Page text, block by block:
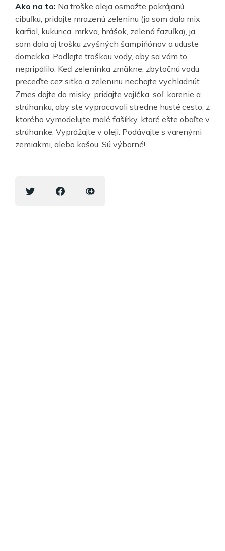
Ako na to: Na troške oleja osmažte pokrájanú
cibuľku, pridajte mrazenú zeleninu (ja som dala mix
karfiol, kukurica, mrkva, hrášok, zelená fazuľka), ja
som dala aj trošku zvyšných šampiňónov a uduste
domäkka. Podlejte troškou vody, aby sa vám to
nepripálilo. Keď zeleninka zmäkne, zbytočnú vodu
preceďte cez sitko a zeleninu nechajte vychladnúť.
Zmes dajte do misky, pridajte vajíčka, soľ, korenie a
strúhanku, aby ste vypracovali stredne husté cesto, z
ktorého vymodelujte malé fašírky, ktoré ešte obaľte v
strúhanke. Vyprážajte v oleji. Podávajte s varenými
zemiakmi, alebo kašou. Sú výborné!